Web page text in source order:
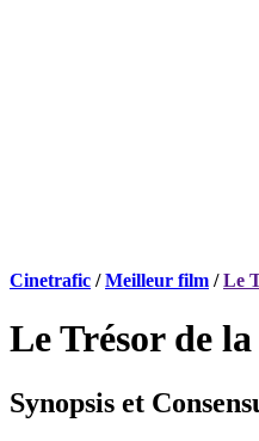
Cinetrafic /Meilleur film /Le
Le Trésor de
Synopsis et